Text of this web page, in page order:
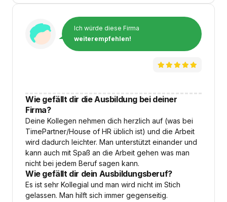
Ich würde diese Firma
weiterempfehlen!
Wie gefällt dir die Ausbildung bei deiner
Firma?
Deine Kollegen nehmen dich herzlich auf (was bei
TimePartner/House of HR üblich ist) und die Arbeit
wird dadurch leichter. Man unterstützt einander und
kann auch mit Spaß an die Arbeit gehen was man
nicht bei jedem Beruf sagen kann.
Wie gefällt dir dein Ausbildungsberuf?
Es ist sehr Kollegial und man wird nicht im Stich
gelassen. Man hilft sich immer gegenseitig.